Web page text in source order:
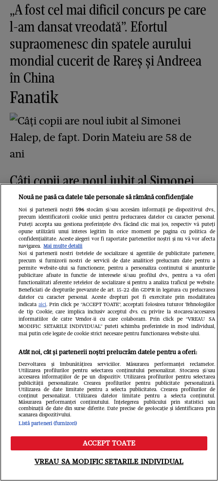
„A fost cel mai dificil concurs pe care
l-am dansat vreodată”. Efortul
supraomenesc din spatele aurului
mondial cucerit de Rareș și Andreea
în China
Fanatik
Câți copii are noul iubit al Simonei
Halep, de fapt. Dorin Mateiu are 58
de ani
GSP.ro
Ghencea superbă: reprezentanta
României la „Miss Universe” și-a
susținut favoritul din tribune, la
FCSB - FC Argeș
Redactia.ro
Meniu Caută
Nouă ne pasă ca datele tale personale să rămână confidențiale
Noi și partenerii noștri 596stocăm și/sau accesăm informații pe dispozitivul dvs.,
precum identificatorii cookie unici pentru prelucrarea datelor cu caracter personal.
Puteți accepta sau gestiona preferințele dvs. făcând clic mai jos, respectiv vă puteți
opune utilizării unui interes legitim în orice moment pe pagina cu politica de
confidențialitate. Aceste alegeri vor fi raportate partenerilor noștri și nu vă vor afecta
navigarea. Mai multe detalii
Noi si partenerii nostri (retelele de socializare si agentiile de publicitate partenere,
precum si furnizorii nostri de servicii de date analitice) prelucram date pentru a
permite website-ului sa functioneze, pentru a personaliza continutul si anunturile
publicitare afisate in functie de interesele si/sau profilul dvs., pentru a va oferi
functionalitati aferente retelelor de socializare si pentru a analiza traficul pe website.
Beneficiati de drepturile prevazute de art. 15-22 din GDPR in legatura cu prelucrarea
datelor cu caracter personal. Aceste drepturi pot fi exercitate prin modalitatea
indicataaici. Prin click pe “ACCEPT TOATE”, acceptati folosirea tuturor Tehnologiilor
de tip Cookie, care implica inclusiv acceptul dvs. cu privire la stocarea/accesarea
informatiilor de catre Vendor-ii cu care colaboram. Prin click pe “VREAU SA
MODIFIC SETARILE INDIVIDUAL” puteti schimba preferintele in mod individual,
mai putin cele legate de cookie strict necesare pentru functionarea website-ului.
Atât noi, cât și partenerii noștri prelucrăm datele pentru a oferi:
Dezvoltarea și îmbunătățirea serviciilor. Măsurarea performanței reclamelor.
Utilizarea profilurilor pentru selectarea conținutului personalizat. Stocarea și/sau
accesarea informațiilor de pe un dispozitiv. Utilizarea profilurilor pentru selectarea
publicității personalizate. Crearea profilurilor pentru publicitate personalizată.
Utilizarea de date limitate pentru a selecta publicitatea. Crearea profilurilor de
conținut personalizat. Utilizarea datelor limitate pentru a selecta conținutul.
Măsurarea performanței conținutului. Înțelegerea publicului prin statistici sau
combinații de date din surse diferite. Date precise de geolocație și identificarea prin
scanarea dispozitivului.
Listă parteneri (furnizori)
ACCEPT TOATE
VREAU SA MODIFIC SETARILE INDIVIDUAL